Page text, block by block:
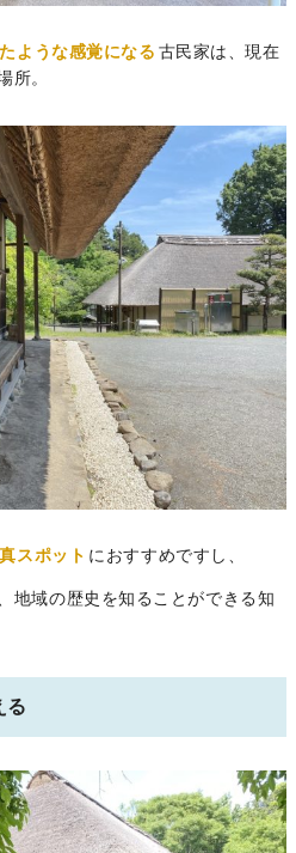
ような感覚になる 古民家は、現在
所。
スポット におすすめですし、
地域の歴史を知ることができる知
る